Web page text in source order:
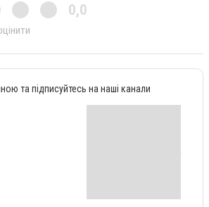
0,0
та підписуйтесь на наші канали